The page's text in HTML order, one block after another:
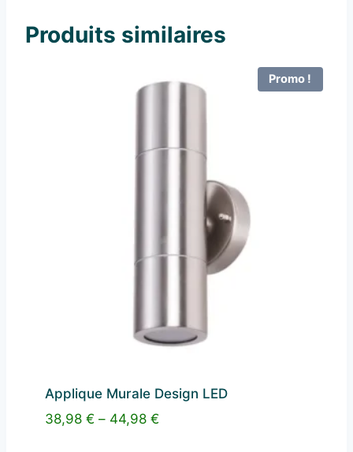
Produits similaires
Promo !
Applique Murale Design LED
38,98 € – 44,98 €